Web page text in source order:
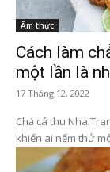
Ẩm thực
Cách làm
một lần là
17 Tháng 12, 2022
Chả cá thu Nha
khiến ai nếm thử